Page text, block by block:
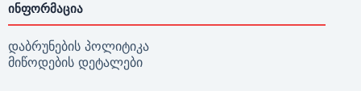
ᲘᲜᲤᲝᲠᲛᲐᲪᲘᲐ
დაბრუნების პოლიტიკა
მიწოდების დეტალები